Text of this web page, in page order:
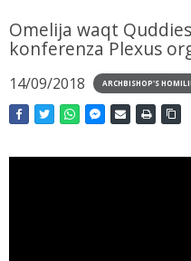
Omelija waqt
konferenza Plexus
14/09/2018 ARCHBISHOP'S